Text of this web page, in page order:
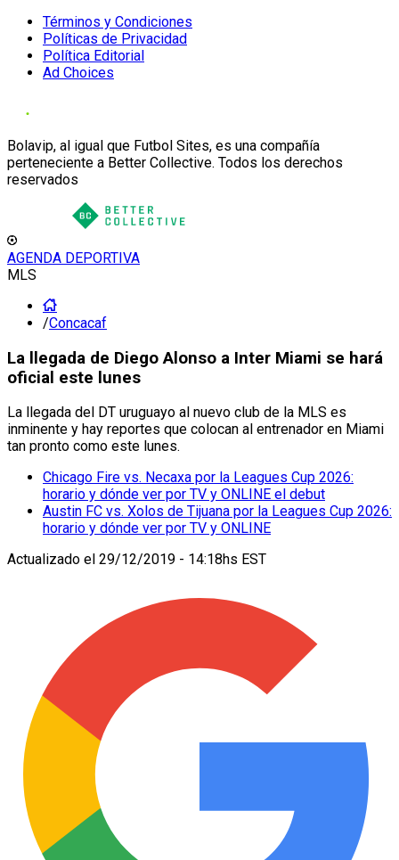
Términos y Condiciones
Políticas de Privacidad
Política Editorial
Ad Choices
Bolavip, al igual que Futbol Sites, es una compañía
perteneciente a Better Collective. Todos los derechos
reservados
AGENDA DEPORTIVA
MLS
/Concacaf
La llegada de Diego Alonso a Inter Miami se hará
oficial este lunes
La llegada del DT uruguayo al nuevo club de la MLS es
inminente y hay reportes que colocan al entrenador en Miami
tan pronto como este lunes.
Chicago Fire vs. Necaxa por la Leagues Cup 2026:
horario y dónde ver por TV y ONLINE el debut
Austin FC vs. Xolos de Tijuana por la Leagues Cup 2026:
horario y dónde ver por TV y ONLINE
Actualizado el 29/12/2019 - 14:18hs EST